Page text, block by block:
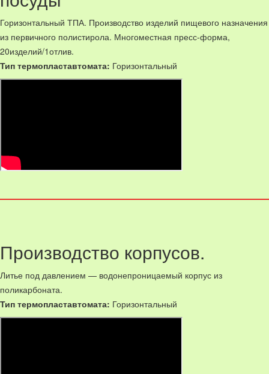
Горизонтальный ТПА. Производство изделий пищевого назначения
из первичного полистирола. Многоместная пресс-форма,
20изделий/1отлив.
Тип термопластавтомата: Горизонтальный
Производство корпусов.
Литье под давлением — водонепроницаемый корпус из
поликарбоната.
Тип термопластавтомата: Горизонтальный